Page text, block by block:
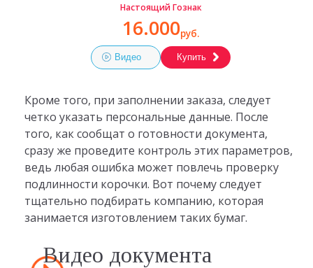
Настоящий Гознак
16.000руб.
Видео Купить
Кроме того, при заполнении заказа, следует
четко указать персональные данные. После
того, как сообщат о готовности документа,
сразу же проведите контроль этих параметров,
ведь любая ошибка может повлечь проверку
подлинности корочки. Вот почему следует
тщательно подбирать компанию, которая
занимается изготовлением таких бумаг.
Видео документа